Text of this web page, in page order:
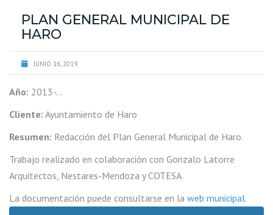
PLAN GENERAL MUNICIPAL DE
HARO
JUNIO 16, 2019
Año: 2013-…
Cliente: Ayuntamiento de Haro
Resumen: Redacción del Plan General Municipal de Haro.
Trabajo realizado en colaboración con Gonzalo Latorre
Arquitectos, Nestares-Mendoza y COTESA.
La documentación puede consultarse en la web municipal.